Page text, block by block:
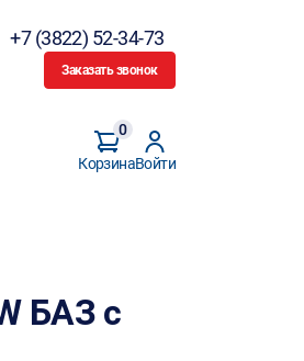
+7 (3822) 52-34-73
Заказать звонок
Корзина
0
Войти
БАЗ с